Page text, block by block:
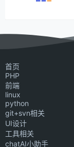
首页
PHP
前端
linux
python
git+svn相关
UI设计
工具相关
chatAI小助手